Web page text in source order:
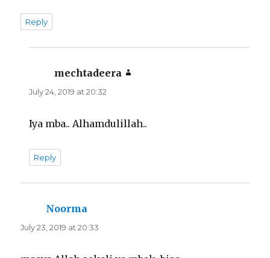
Reply
mechtadeera
July 24, 2019 at 20:32
Iya mba.. Alhamdulillah..
Reply
Noorma
July 23, 2019 at 20:33